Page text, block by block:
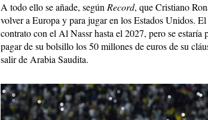
A todo ello se añade, según Record, que Cristiano
volver a Europa y para jugar en los Estados Unidos.
contrato con el Al Nassr hasta el 2027, pero se estaría
pagar de su bolsillo los 50 millones de euros de su
salir de Arabia Saudita.